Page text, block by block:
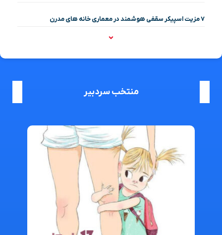
۷ مزیت اسپیکر سقفی هوشمند در معماری خانه‌ های مدرن
منتخب سردبیر